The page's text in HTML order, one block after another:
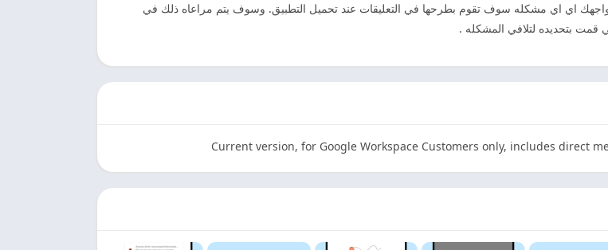
اي اي مشكله سوف تقوم بطرحها في التعليقات عند تحميل التطبيق. وسوف يتم مراعاه ذلك في
بتحديده لتلافي المشكله .
Current version, for Google Workspace Customers only, includes direct